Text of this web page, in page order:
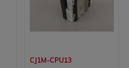
CJ1M-CPU13